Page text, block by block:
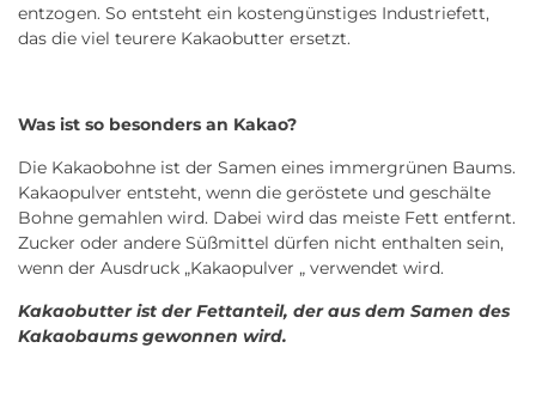
entzogen. So entsteht ein kostengünstiges Industriefett,
das die viel teurere Kakaobutter ersetzt.
Was ist so besonders an Kakao?
Die Kakaobohne ist der Samen eines immergrünen Baums.
Kakaopulver entsteht, wenn die geröstete und geschälte
Bohne gemahlen wird. Dabei wird das meiste Fett entfernt.
Zucker oder andere Süßmittel dürfen nicht enthalten sein,
wenn der Ausdruck „Kakaopulver „ verwendet wird.
Kakaobutter ist der Fettanteil, der aus dem Samen des
Kakaobaums gewonnen wird.